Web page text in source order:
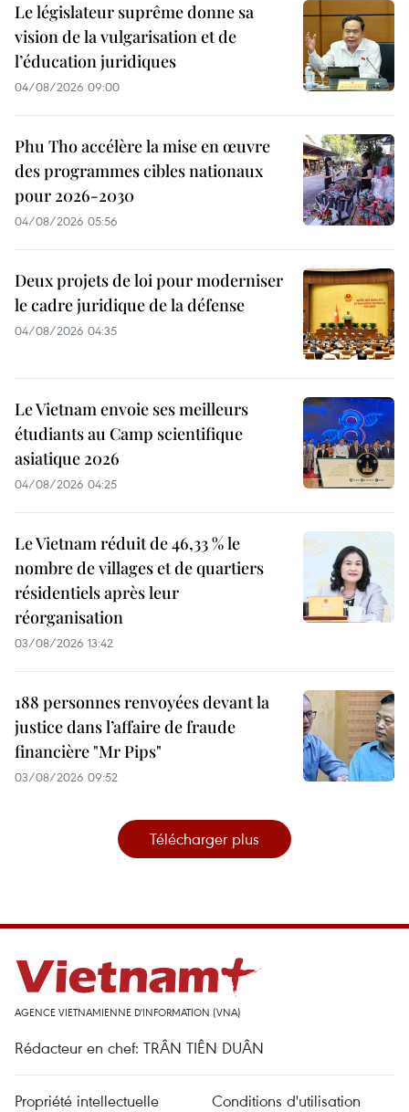
Le législateur suprême donne sa
vision de la vulgarisation et de
l’éducation juridiques
04/08/2026 09:00
Phu Tho accélère la mise en œuvre
des programmes cibles nationaux
pour 2026-2030
04/08/2026 05:56
Deux projets de loi pour moderniser
le cadre juridique de la défense
04/08/2026 04:35
Le Vietnam envoie ses meilleurs
étudiants au Camp scientifique
asiatique 2026
04/08/2026 04:25
Le Vietnam réduit de 46,33 % le
nombre de villages et de quartiers
résidentiels après leur
réorganisation
03/08/2026 13:42
188 personnes renvoyées devant la
justice dans l’affaire de fraude
financière "Mr Pips"
03/08/2026 09:52
Télécharger plus
AGENCE VIETNAMIENNE D'INFORMATION (VNA)
Rédacteur en chef: TRÂN TIÊN DUÂN
Propriété intellectuelle Conditions d'utilisation